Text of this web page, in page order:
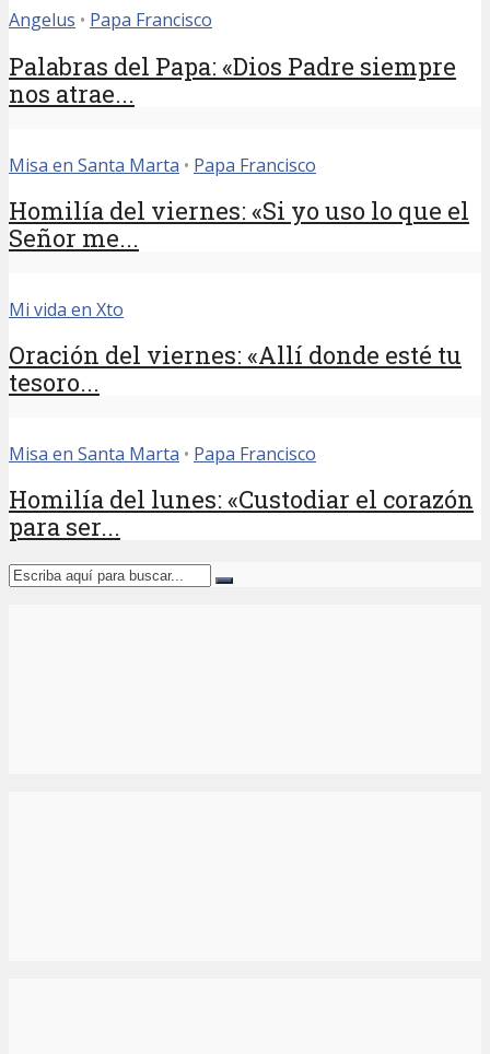
Angelus • Papa Francisco
Palabras del Papa: «Dios Padre siempre
nos atrae...
Misa en Santa Marta • Papa Francisco
Homilía del viernes: «Si yo uso lo que el
Señor me...
Mi vida en Xto
Oración del viernes: «Allí donde esté tu
tesoro...
Misa en Santa Marta • Papa Francisco
Homilía del lunes: «Custodiar el corazón
para ser...